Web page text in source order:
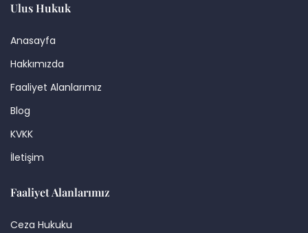
Ulus Hukuk
Anasayfa
Hakkımızda
Faaliyet Alanlarımız
Blog
KVKK
İletişim
Faaliyet Alanlarımız
Ceza Hukuku